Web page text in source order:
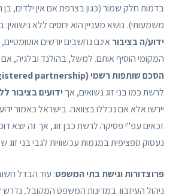
בדמות חלק שמור (כגון בצרפת אם אין ילדים,
משמעותי). נושא מעניין הוא יחסים ללא נישואין:
ידוע/ה בציבור אינם נחשבים יורשים
המקומי הוסיף אותם. למשל, בהולנד ובלגיה, אם
הסכם שותפות רשמי (registered partnership)
לרשת כמו בני זוג נשואים, אךידועים בציבור
יירשו אלא אם נכללו בצוואה. בישראל כאמור
זכאים עפ"י פסיקה לרשת כבן זוג, אך זה יוצא
נעסוק ספציפית במגמות עכשוויות לגבי בני זוג
פרוצדורות וגישת בתי המשפט: עוד הבדל
ניהול העיזבון. במדינות המשפט המקובל, נדרש